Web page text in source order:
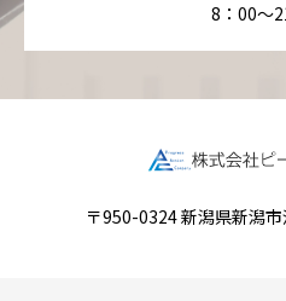
8：00～
〒950-0324 新潟県新潟